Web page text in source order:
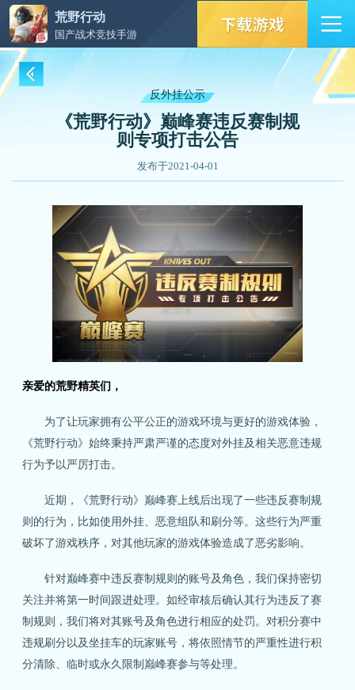
反外挂公示
《荒野行动》巅峰赛违反赛制规
则专项打击公告
发布于2021-04-01
亲爱的荒野精英们，
为了让玩家拥有公平公正的游戏环境与更好的游戏体验，
《荒野行动》始终秉持严肃严谨的态度对外挂及相关恶意违规
行为予以严厉打击。
近期，《荒野行动》巅峰赛上线后出现了一些违反赛制规
则的行为，比如使用外挂、恶意组队和刷分等。这些行为严重
破坏了游戏秩序，对其他玩家的游戏体验造成了恶劣影响。
针对巅峰赛中违反赛制规则的账号及角色，我们保持密切
关注并将第一时间跟进处理。如经审核后确认其行为违反了赛
制规则，我们将对其账号及角色进行相应的处罚。对积分赛中
违规刷分以及坐挂车的玩家账号，将依照情节的严重性进行积
分清除、临时或永久限制巅峰赛参与等处理。
荒野行动
国产战术竞技手游